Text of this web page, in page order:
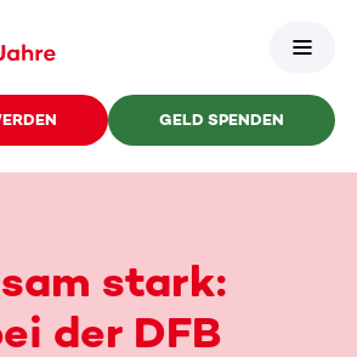
GELD SPENDEN
stark:
der DFB